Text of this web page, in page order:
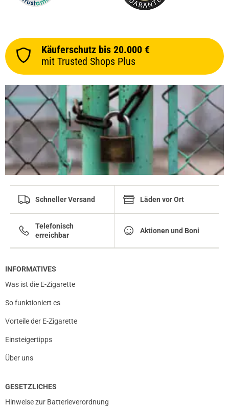
Käuferschutz bis 20.000 €
mit Trusted Shops Plus
Schneller Versand Läden vor Ort
Telefonisch
erreichbar
Aktionen und Boni
INFORMATIVES
Was ist die E-Zigarette
So funktioniert es
Vorteile der E-Zigarette
Einsteigertipps
Über uns
GESETZLICHES
Hinweise zur Batterieverordnung